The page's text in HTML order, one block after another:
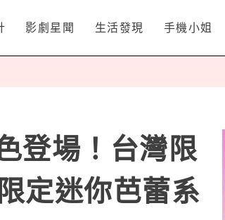
影劇星聞 生活發現 手機小姐
登場！台灣限
定迷你芭蕾系